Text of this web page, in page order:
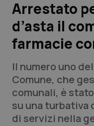
Scienza e Farmaci
Studi e Analisi
Lettere al direttore
Edizioni Regionali
Arrestato
d’asta il
farmacie
Il numero uno
Comune, che
comunali, è
su una turbativa
di servizi nella